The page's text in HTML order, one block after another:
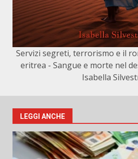
Servizi segreti, terrorismo e il
eritrea - Sangue e morte nel
Isabella
LEGGI ANCHE